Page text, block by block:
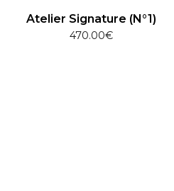
Atelier Signature (N°1)
470.00€